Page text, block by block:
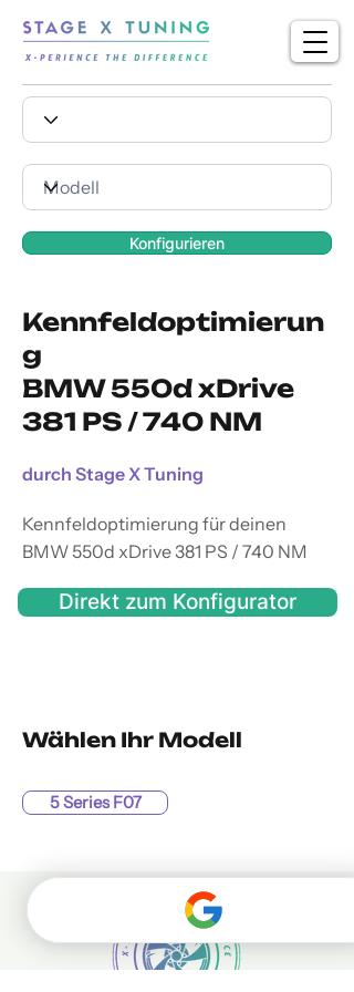
Konfigurieren
Kennfeldoptimierun
g
BMW 550d xDrive
381 PS / 740 NM
durch Stage X Tuning
Kennfeldoptimierung für deinen
BMW 550d xDrive 381 PS / 740 NM
Direkt zum Konfigurator
Wählen Ihr Modell
5 Series F07